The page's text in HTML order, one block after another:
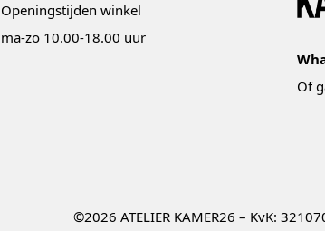
Openingstijden winkel
ma-zo 10.00-18.00 uur
Of
©2026 ATELIER KAMER26 – KvK: